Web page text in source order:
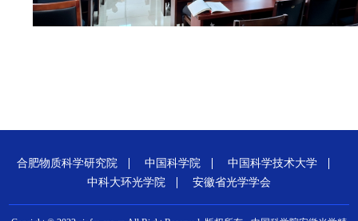
合肥物质科学研究院 中国科学院
中国科学技术大学
中科大环光学院
安徽省光学学会